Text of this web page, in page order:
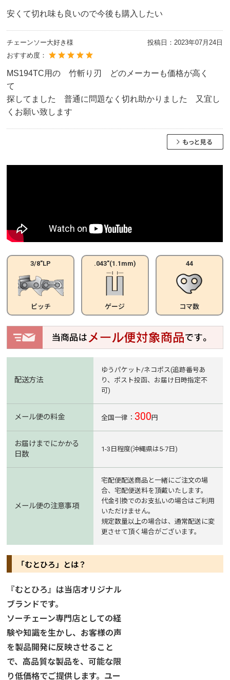
安くて切れ味も良いので今後も購入したい
チェーンソー大好き様 投稿日： 2023年07月24日
おすすめ度：
MS194TC用の 竹斬り刃 どのメーカーも価格が高く
て
探してました 普通に問題なく切れ助かりました 又宜し
くお願い致します
3/8"LP
ピッチ
.043"(1.1mm)
ゲージ
44
コマ数
配送方法
ゆうパケット/ネコポス(追跡番号あ
り、ポスト投函、お届け日時指定不
可)
メール便の料金 全国一律： 300円
お届けまでにかかる
日数
1-3日程度(沖縄県は5-7日)
メール便の注意事項
宅配便配送商品と一緒にご注文の場
合、宅配便送料を頂戴いたします。
代金引換でのお支払いの場合はご利用
いただけません。
規定数量以上の場合は、通常配送に変
更させて頂く場合がございます。
「むとひろ」とは？
『むとひろ』は当店オリジナル
ブランドです。
ソーチェーン専門店としての経
験や知識を生かし、お客様の声
を製品開発に反映させること
で、高品質な製品を、可能な限
り低価格でご提供します。ユー